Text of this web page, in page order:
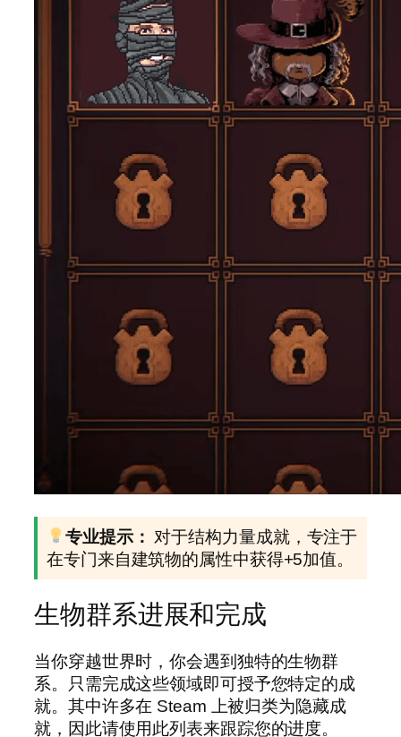
专业提示： 对于结构力量成就，专注于
在专门来自建筑物的属性中获得+5加值。
生物群系进展和完成
当你穿越世界时，你会遇到独特的生物群
系。只需完成这些领域即可授予您特定的成
就。其中许多在 Steam 上被归类为隐藏成
就，因此请使用此列表来跟踪您的进度。